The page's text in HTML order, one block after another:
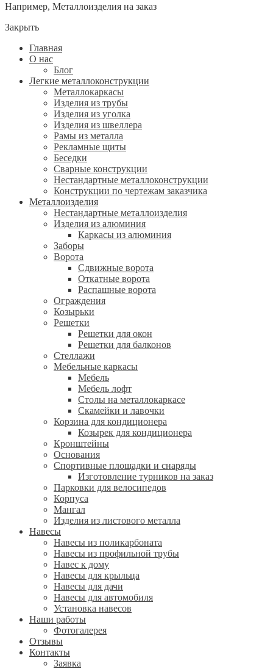
Например, Металлоизделия на заказ
Закрыть
Главная
О нас
Блог
Легкие металлоконструкции
Металлокаркасы
Изделия из трубы
Изделия из уголка
Изделия из швеллера
Рамы из металла
Рекламные щиты
Беседки
Сварные конструкции
Нестандартные металлоконструкции
Конструкции по чертежам заказчика
Металлоизделия
Нестандартные металлоизделия
Изделия из алюминия
Каркасы из алюминия
Заборы
Ворота
Сдвижные ворота
Откатные ворота
Распашные ворота
Ограждения
Козырьки
Решетки
Решетки для окон
Решетки для балконов
Стеллажи
Мебельные каркасы
Мебель
Мебель лофт
Столы на металлокаркасе
Скамейки и лавочки
Корзина для кондиционера
Козырек для кондиционера
Кронштейны
Основания
Спортивные площадки и снаряды
Изготовление турников на заказ
Парковки для велосипедов
Корпуса
Мангал
Изделия из листового металла
Навесы
Навесы из поликарбоната
Навесы из профильной трубы
Навес к дому
Навесы для крыльца
Навесы для дачи
Навесы для автомобиля
Установка навесов
Наши работы
Фотогалерея
Отзывы
Контакты
Заявка